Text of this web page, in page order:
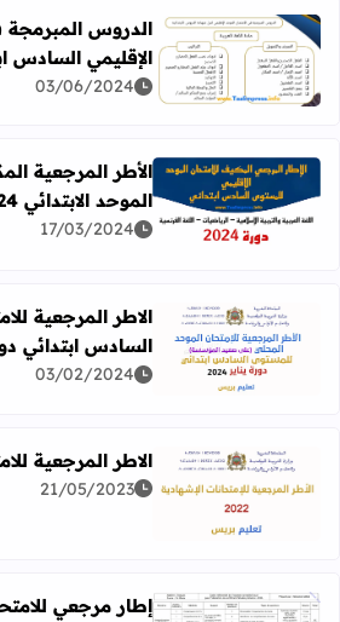
اقرأ المزيد عن الدروس المبرمجة
الدروس المبرمجة
الإقليمي السادس
03/06/2024
اقرأ المزيد عن الأطر المرجعية
الأطر المرجعية
الموحد الابتدائي 2024
17/03/2024
اقرأ المزيد عن الاطر المرجعية
الاطر المرجعية
السادس ابتدائي دورة
03/02/2024
اقرأ المزيد عن ​​الاطر المرجعية
​​الاطر المرجعية
21/05/2023
إطار مرجعي